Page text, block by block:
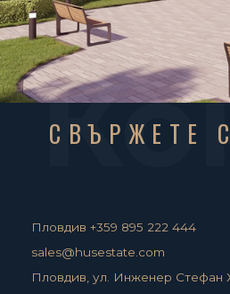
СВЪРЖЕТЕ
Пловдив +359 895 222 444
sales@husestate.com
Пловдив, ул. Инженер Стефан